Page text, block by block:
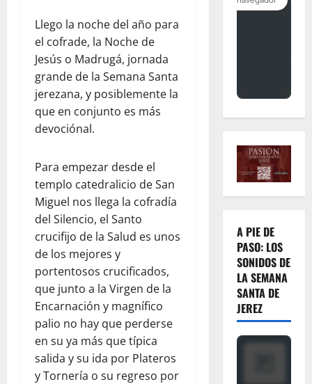
Llego la noche del año para
el cofrade, la Noche de
Jesús o Madrugá, jornada
grande de la Semana Santa
jerezana, y posiblemente la
que en conjunto es más
devociónal.
Para empezar desde el
templo catedralicio de San
Miguel nos llega la cofradía
del Silencio, el Santo
crucifijo de la Salud es unos
de los mejores y
portentosos crucificados,
que junto a la Virgen de la
Encarnación y magnífico
palio no hay que perderse
en su ya más que típica
salida y su ida por Plateros
y Tornería o su regreso por
A PIE DE
PASO: LOS
SONIDOS DE
LA SEMANA
SANTA DE
JEREZ